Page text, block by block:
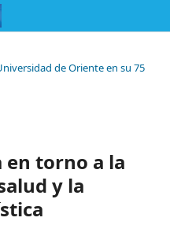
de Oriente en su 75
torno a la
y la